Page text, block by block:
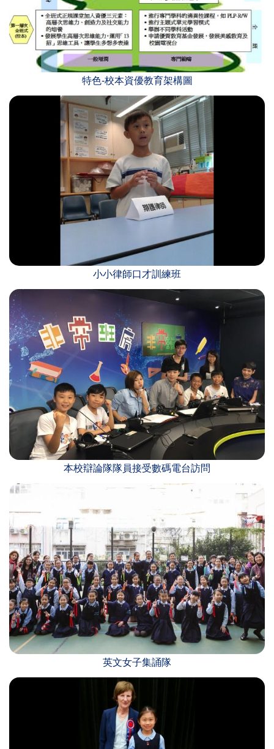
特色-校本資優教育架構圖
小小律師口才訓練班
本校辯論隊隊員接受數碼電台訪問
英文女子集誦隊